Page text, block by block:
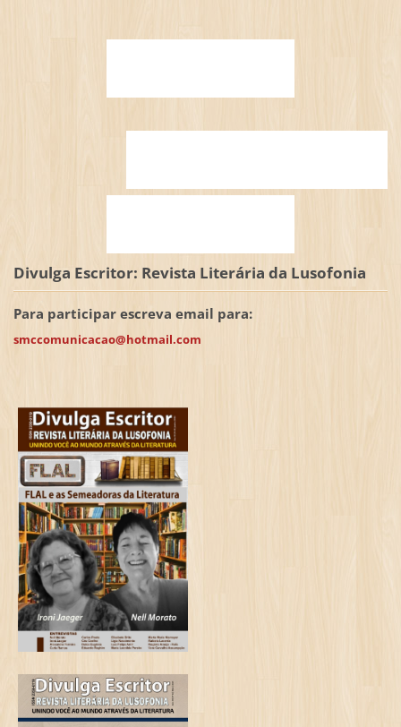
Divulga Escritor: Revista Literária da Lusofonia
Para participar escreva email para:
smccomunicacao@hotmail.com